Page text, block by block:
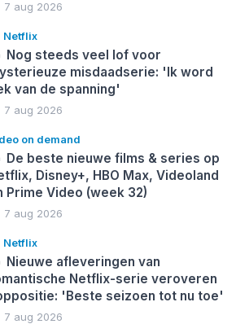
7 aug 2026
Netflix
Nog steeds veel lof voor
misdaadserie: 'Ik word
van de spanning'
7 aug 2026
on demand
De beste nieuwe films & series op
Disney+, HBO Max, Videoland
Prime Video (week 32)
7 aug 2026
Netflix
Nieuwe afleveringen van
Netflix-serie veroveren
'Beste seizoen tot nu toe'
7 aug 2026